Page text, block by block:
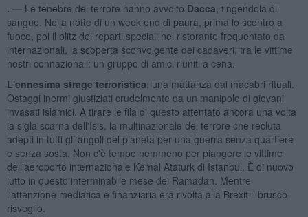
. — Le tenebre del terrore hanno avvolto Dacca , tingendola di
sangue. Nella notte di un week end di paura, prima lo scontro a
fuoco, poi il blitz dei reparti speciali nel ristorante frequentato da
internazionali, la scoperta sconvolgente dei cadaveri, tra le vittime
nostri connazionali: un gruppo di amici riuniti a cena.
L'ennesima strage terroristica , una mattanza dai macabri rituali.
Ostaggi inermi giustiziati crudelmente da un manipolo di giovani
invasati islamici. A tirare le fila di questo attentato ancora una volta
la sigla scarna dell'Isis, la multinazionale del terrore che recluta
adepti in tutti gli angoli del pianeta per una guerra senza quartiere
e senza sosta. Non c'è tempo nemmeno per piangere le vittime
dell'aeroporto internazionale Kemal Ataturk di Istanbul. È di nuovo
lutto in questo interminabile mese del Ramadan. Mentre
l'attenzione mediatica e finanziaria era rivolta alla Brexit il brusco
risveglio.